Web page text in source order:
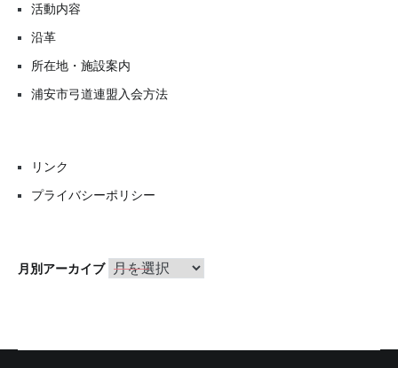
活動内容
沿革
所在地・施設案内
浦安市弓道連盟入会方法
リンク
プライバシーポリシー
月別アーカイブ 月
別